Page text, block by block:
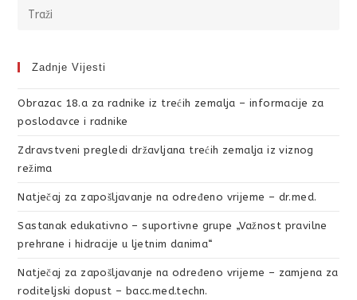
Zadnje Vijesti
Obrazac 18.a za radnike iz trećih zemalja – informacije za
poslodavce i radnike
Zdravstveni pregledi državljana trećih zemalja iz viznog
režima
Natječaj za zapošljavanje na određeno vrijeme – dr.med.
Sastanak edukativno – suportivne grupe „Važnost pravilne
prehrane i hidracije u ljetnim danima“
Natječaj za zapošljavanje na određeno vrijeme – zamjena za
roditeljski dopust – bacc.med.techn.